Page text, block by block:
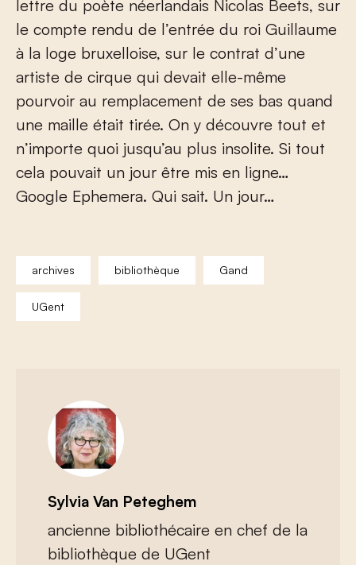
lettre du poète néerlandais Nicolas Beets, sur
le compte rendu de l’entrée du roi Guillaume
à la loge bruxelloise, sur le contrat d’une
artiste de cirque qui devait elle-même
pourvoir au remplacement de ses bas quand
une maille était tirée. On y découvre tout et
n’importe quoi jusqu’au plus insolite. Si tout
cela pouvait un jour être mis en ligne…
Google Ephemera. Qui sait. Un jour…
archives bibliothèque Gand
UGent
Sylvia Van Peteghem
ancienne bibliothécaire en chef de la
bibliothèque de UGent